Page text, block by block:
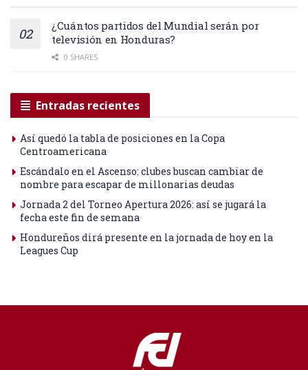
¿Cuántos partidos del Mundial serán por
televisión en Honduras?
0 SHARES
Entradas recientes
Así quedó la tabla de posiciones en la Copa
Centroamericana
Escándalo en el Ascenso: clubes buscan cambiar de
nombre para escapar de millonarias deudas
Jornada 2 del Torneo Apertura 2026: así se jugará la
fecha este fin de semana
Hondureños dirá presente en la jornada de hoy en la
Leagues Cup